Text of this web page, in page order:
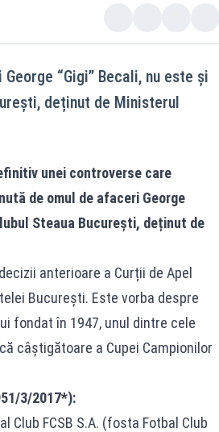
“Gigi” Becali, nu este și
deținut de Ministerul
unei controverse care
de omul de afaceri George
Steaua București, deținut de
anterioare a Curții de Apel
București. Este vorba despre
fondat în 1947, unul dintre cele
câștigătoare a Cupei Campionilor
3/2017*):
Club FCSB S.A. (fosta Fotbal Club